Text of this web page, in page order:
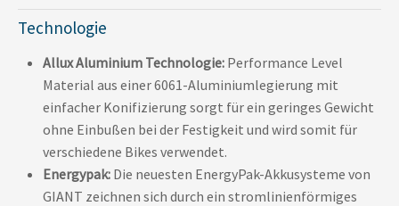
Technologie
Allux Aluminium Technologie: Performance Level
Material aus einer 6061-Aluminiumlegierung mit
einfacher Konifizierung sorgt für ein geringes Gewicht
ohne Einbußen bei der Festigkeit und wird somit für
verschiedene Bikes verwendet.
Energypak: Die neuesten EnergyPak-Akkusysteme von
GIANT zeichnen sich durch ein stromlinienförmiges